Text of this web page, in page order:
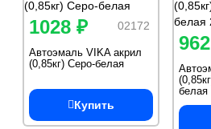
02172
1028 ₽
Автоэмаль VIKA акрил
(0,85кг) Серо-белая
Купить
белая